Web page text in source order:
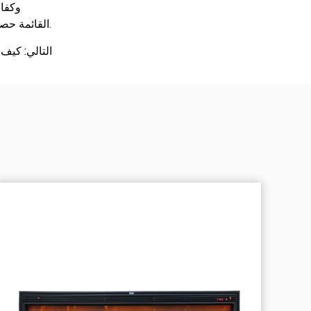
القائمة حصول العملاء على منتجات تتوافق مع أهداف التصميم والمتطلبات العملية، مما يؤدي إلى إنشاء مساحات ملفتة للنظر وعملية وجذابة.
التالي: كيف